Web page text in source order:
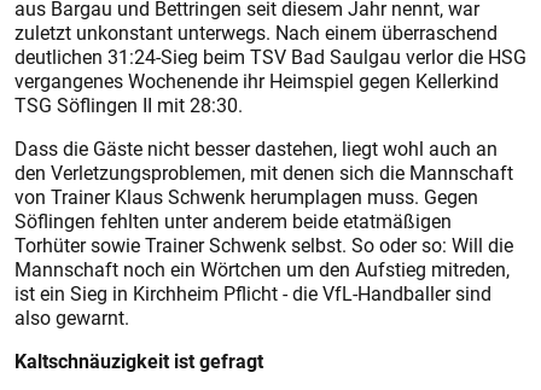
aus Bargau und Bettringen seit diesem Jahr nennt, war
zuletzt unkonstant unterwegs. Nach einem überraschend
deutlichen 31:24-Sieg beim TSV Bad Saulgau verlor die HSG
vergangenes Wochenende ihr Heimspiel gegen Kellerkind
TSG Söflingen II mit 28:30.
Dass die Gäste nicht besser dastehen, liegt wohl auch an
den Verletzungsproblemen, mit denen sich die Mannschaft
von Trainer Klaus Schwenk herumplagen muss. Gegen
Söflingen fehlten unter anderem beide etatmäßigen
Torhüter sowie Trainer Schwenk selbst. So oder so: Will die
Mannschaft noch ein Wörtchen um den Aufstieg mitreden,
ist ein Sieg in Kirchheim Pflicht - die VfL-Handballer sind
also gewarnt.
Kaltschnäuzigkeit ist gefragt